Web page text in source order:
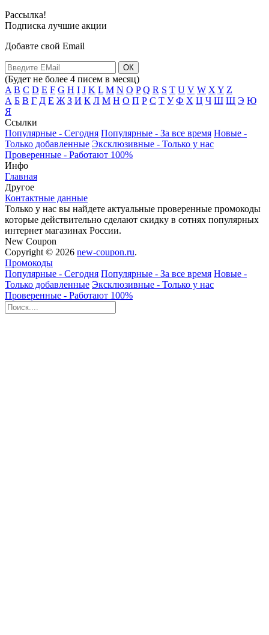
Рассылка!
Подписка лучшие акции
Добавте свой Email
(Будет не более 4 писем в месяц)
A B C D E F G H I J K L M N O P Q R S T U V W X Y Z
А Б В Г Д Е Ж З И К Л М Н О П Р С Т У Ф Х Ц Ч Ш Щ Э Ю
Я
Ссылки
Популярные - Сегодня Популярные - За все время Новые -
Только добавленные Эксклюзивные - Только у нас
Проверенные - Работают 100%
Инфо
Главная
Другое
Контактные данные
Только у нас вы найдете актуальные проверенные промокоды
которые действительно сделают скидку в сотнях популярных
интернет магазинах России.
New Coupon
Copyright © 2026 new-coupon.ru.
Промокоды
Популярные - Сегодня Популярные - За все время Новые -
Только добавленные Эксклюзивные - Только у нас
Проверенные - Работают 100%